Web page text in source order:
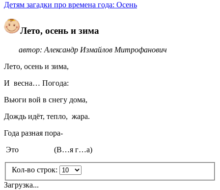
Детям загадки про времена года: Осень
Лето, осень и зима
автор: Александр Измайлов Митрофанович
Лето, осень и зима,
И весна… Погода:
Вьюги вой в снегу дома,
Дождь идёт, тепло, жара.
Года разная пора-
Это (В…я г…а)
Кол-во строк:
Загрузка...